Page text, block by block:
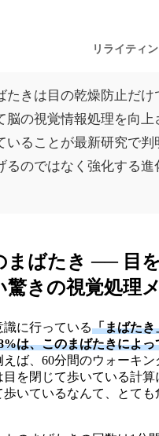
リライティ
たきは目の乾燥防止だ
脳の視覚情報処理を向上
いることが最新研究で判
るのではなく強化する進
まばたき ── 目
驚きの視覚処理
に行っている「まばたき
は、このまばたきによ
ば、60分間のウォーキン
目を閉じて歩いている計
歩いているなんて、とても